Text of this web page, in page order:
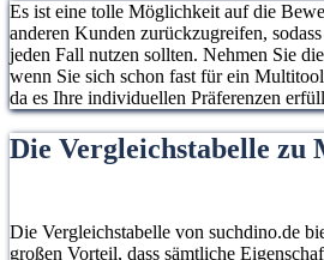
Es ist eine tolle Möglichkeit auf die
anderen Kunden zurückzugreifen,
jeden Fall nutzen sollten. Nehmen Sie
wenn Sie sich schon fast für ein
da es Ihre individuellen Präferenzen
Die Vergleichstabelle
Die Vergleichstabelle von suchdino.de
großen Vorteil, dass sämtliche